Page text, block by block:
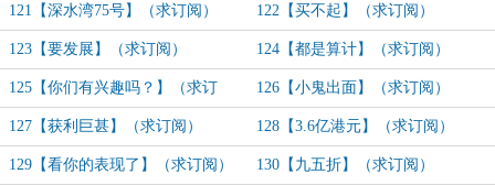
阅）
121【深水湾75号】（求订阅） 122【买不起】（求订阅）
123【要发展】（求订阅） 124【都是算计】（求订阅）
125【你们有兴趣吗？】（求订
阅）
126【小鬼出面】（求订阅）
127【获利巨甚】（求订阅） 128【3.6亿港元】（求订阅）
129【看你的表现了】（求订阅） 130【九五折】（求订阅）